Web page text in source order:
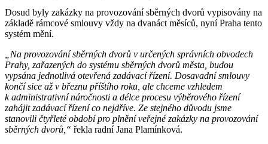
Dosud byly zakázky na provozování sběrných dvorů vypisovány na
základě rámcové smlouvy vždy na dvanáct měsíců, nyní Praha tento
systém mění.
„Na provozování sběrných dvorů v určených správních obvodech
Prahy, zařazených do systému sběrných dvorů města, budou
vypsána jednotlivá otevřená zadávací řízení. Dosavadní smlouvy
končí sice až v březnu příštího roku, ale chceme vzhledem
k administrativní náročnosti a délce procesu výběrového řízení
zahájit zadávací řízení co nejdříve. Ze stejného důvodu jsme
stanovili čtyřleté období pro plnění veřejné zakázky na provozování
sběrných dvorů,“ řekla radní Jana Plamínková.